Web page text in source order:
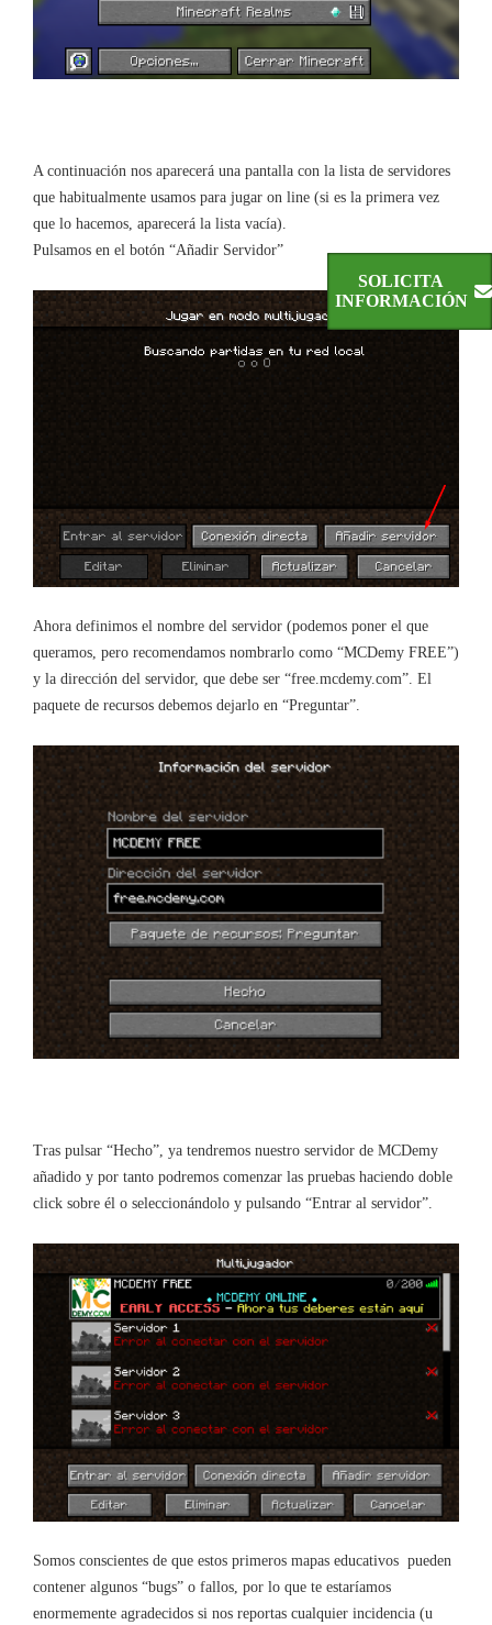
A continuación nos aparecerá una pantalla con la lista de servidores
que habitualmente usamos para jugar on line (si es la primera vez
que lo hacemos, aparecerá la lista vacía).
Pulsamos en el botón “Añadir Servidor”
Ahora definimos el nombre del servidor (podemos poner el que
queramos, pero recomendamos nombrarlo como “MCDemy FREE”)
y la dirección del servidor, que debe ser “free.mcdemy.com”. El
paquete de recursos debemos dejarlo en “Preguntar”.
Tras pulsar “Hecho”, ya tendremos nuestro servidor de MCDemy
añadido y por tanto podremos comenzar las pruebas haciendo doble
click sobre él o seleccionándolo y pulsando “Entrar al servidor”.
Somos conscientes de que estos primeros mapas educativos pueden
contener algunos “bugs” o fallos, por lo que te estaríamos
enormemente agradecidos si nos reportas cualquier incidencia (u
SOLICITA
INFORMACIÓN